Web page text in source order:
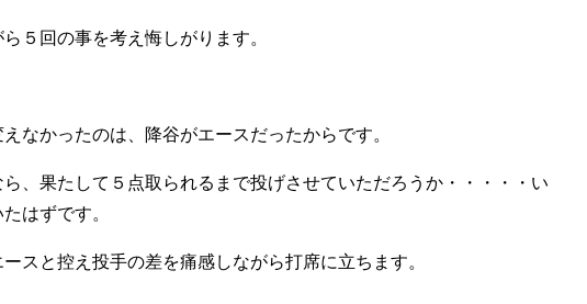
５回の事を考え悔しがります。
なかったのは、降谷がエースだったからです。
、果たして５点取られるまで投げさせていただろうか・・・・・い
はずです。
スと控え投手の差を痛感しながら打席に立ちます。